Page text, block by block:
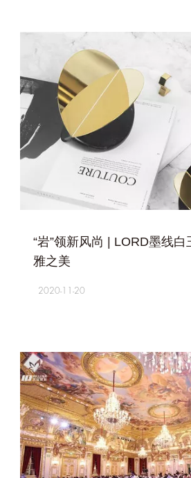
“岩”领新风尚 | LORD墨线
雅之美
2020-11-20